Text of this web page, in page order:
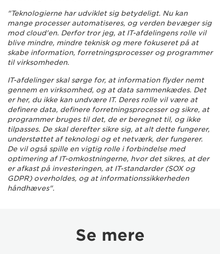
"Teknologierne har udviklet sig betydeligt. Nu kan
mange processer automatiseres, og verden bevæger sig
mod cloud'en. Derfor tror jeg, at IT-afdelingens rolle vil
blive mindre, mindre teknisk og mere fokuseret på at
skabe information, forretningsprocesser og programmer
til virksomheden.
IT-afdelinger skal sørge for, at information flyder nemt
gennem en virksomhed, og at data sammenkædes. Det
er her, du ikke kan undvære IT. Deres rolle vil være at
definere data, definere forretningsprocesser og sikre, at
programmer bruges til det, de er beregnet til, og ikke
tilpasses. De skal derefter sikre sig, at alt dette fungerer,
understøttet af teknologi og et netværk, der fungerer.
De vil også spille en vigtig rolle i forbindelse med
optimering af IT-omkostningerne, hvor det sikres, at der
er afkast på investeringen, at IT-standarder (SOX og
GDPR) overholdes, og at informationssikkerheden
håndhæves".
Se mere